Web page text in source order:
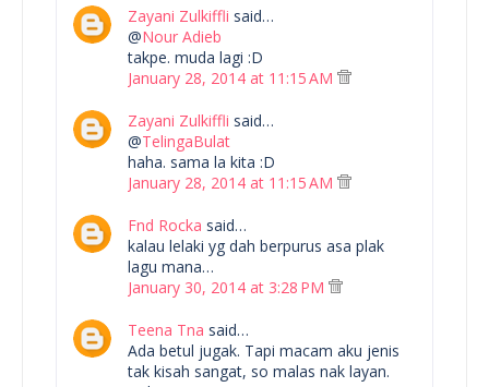
Zayani Zulkiffli said…
@Nour Adieb
takpe. muda lagi :D
January 28, 2014 at 11:15 AM
Zayani Zulkiffli said…
@TelingaBulat
haha. sama la kita :D
January 28, 2014 at 11:15 AM
Fnd Rocka said…
kalau lelaki yg dah berpurus asa plak
lagu mana…
January 30, 2014 at 3:28 PM
Teena Tna said…
Ada betul jugak. Tapi macam aku jenis
tak kisah sangat, so malas nak layan.